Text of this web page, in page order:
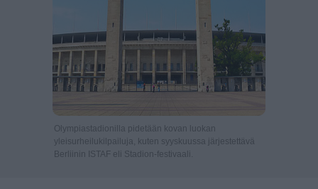
Olympiastadionilla pidetään kovan luokan
yleisurheilukilpailuja, kuten syyskuussa järjestettävä
Berliinin ISTAF eli Stadion-festivaali.